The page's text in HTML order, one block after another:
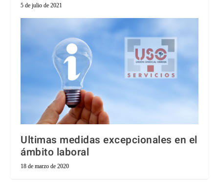
5 de julio de 2021
Ultimas medidas excepcionales en el
ámbito laboral
18 de marzo de 2020